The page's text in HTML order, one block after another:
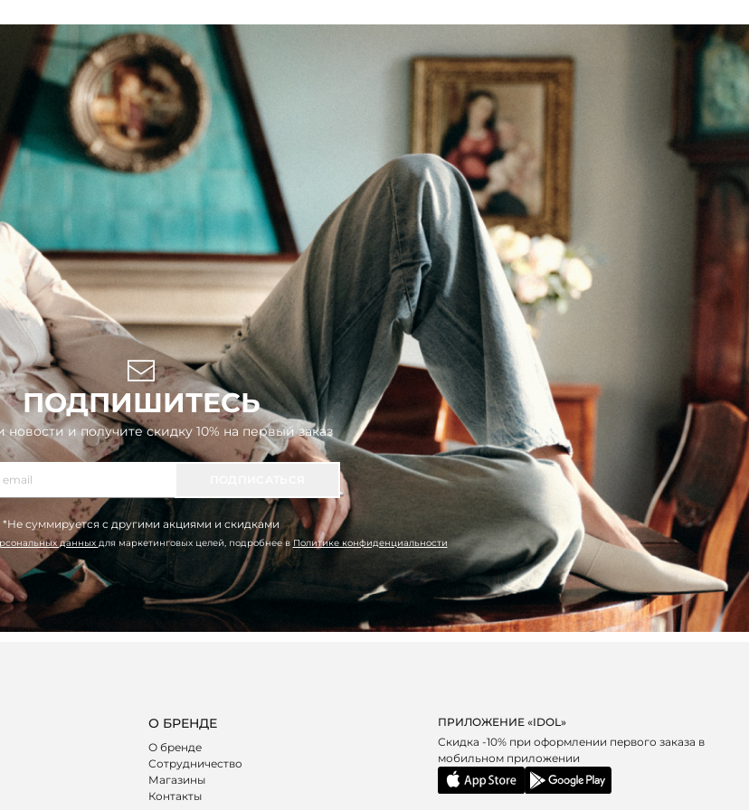
ПОДПИШИТЕСЬ
новости и получите скидку 10% на первый заказ
*Не суммируется с другими акциями и скидками
данных для маркетинговых целей, подробнее вПолитике конфиденциальности
О БРЕНДЕ
О бренде
Сотрудничество
Магазины
Контакты
ПРИЛОЖЕНИЕ «IDOL»
Скидка -10% при оформлении первого заказа в
мобильном приложении